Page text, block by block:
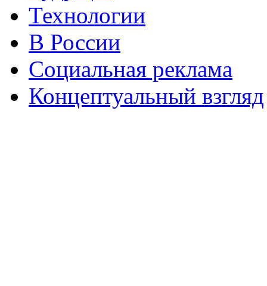
Технологии
В России
Социальная реклама
Концептуальный взгляд